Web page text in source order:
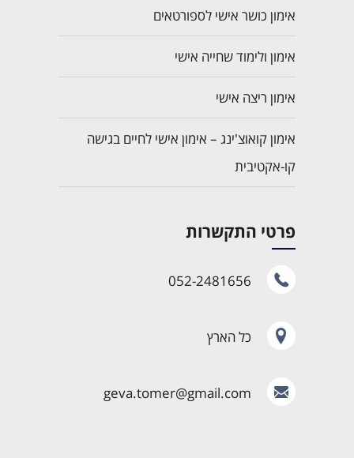
אימון כושר אישי לספורטאים
אימון ולימוד שחייה אישי
אימון ריצה אישי
אימון קואוצ'ינג – אימון אישי לחיים בגישה
קו-אקטיבית
פרטי התקשרות
052-2481656
כל הארץ
geva.tomer@gmail.com